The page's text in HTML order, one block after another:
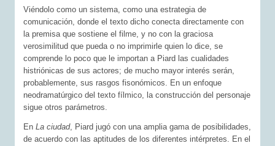
Viéndolo como un sistema, como una estrategia de
comunicación, donde el texto dicho conecta directamente con
la premisa que sostiene el filme, y no con la graciosa
verosimilitud que pueda o no imprimirle quien lo dice, se
comprende lo poco que le importan a Piard las cualidades
histriónicas de sus actores; de mucho mayor interés serán,
probablemente, sus rasgos fisonómicos. En un enfoque
neodramatúrgico del texto fílmico, la construcción del personaje
sigue otros parámetros.
EnLa ciudad, Piard jugó con una amplia gama de posibilidades,
de acuerdo con las aptitudes de los diferentes intérpretes. En el